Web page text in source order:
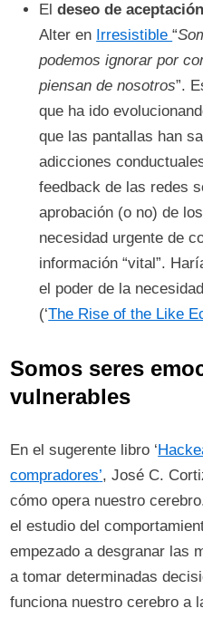
Eldeseo de
Alter en Irresistible“
podemos ignorar por
piensan de nosotros”.
que ha ido
que las pantallas han
adicciones
feedback de las redes
aprobación (o no) de
necesidad urgente de
información “vital”.
el poder de la
(‘The Rise of the Like
Somos seres
vulnerables
En el sugerente libro ‘
compradores’, José C.
cómo opera nuestro
el estudio del
empezado a desgranar las
a tomar determinadas
funciona nuestro cerebro a